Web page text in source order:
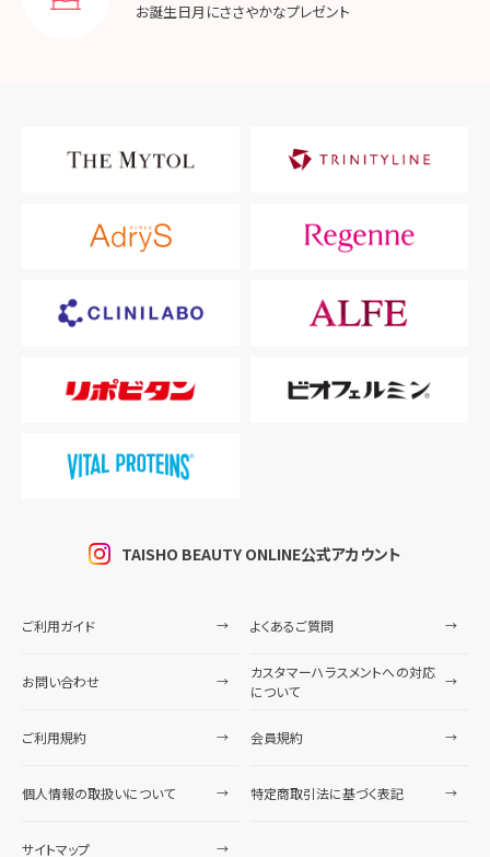
お誕生日月にささやかなプレゼント
TAISHO BEAUTY ONLINE公式アカウント
ご利用ガイド よくあるご質問
お問い合わせ
カスタマーハラスメントへの対応
について
ご利用規約 会員規約
個人情報の取扱いについて 特定商取引法に基づく表記
サイトマップ